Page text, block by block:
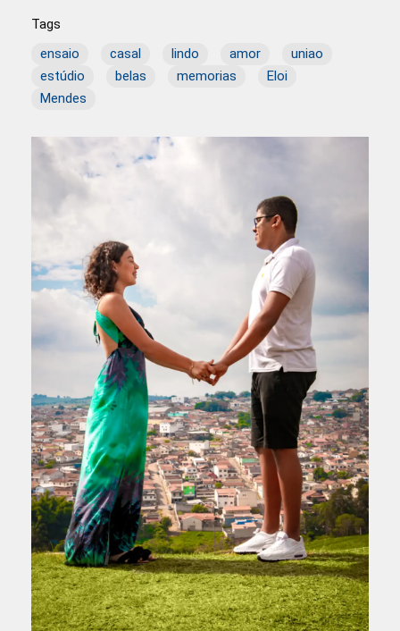
Tags
ensaio
casal lindo amor
uniao
estúdio
belas memorias
Eloi
Mendes